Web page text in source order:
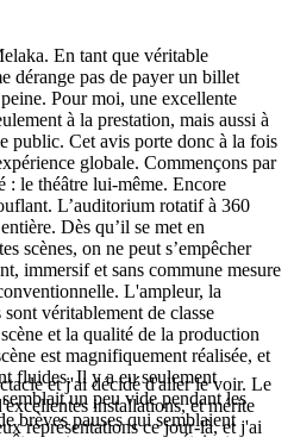
En tant que véritable
dérange pas de payer un billet
Pour moi, une excellente
à la prestation, mais aussi à
public. Cet avis porte donc à la fois
globale. Commençons par
: le théâtre lui-même. Encore
L’auditorium rotatif à 360
Dès qu’il se met en
scènes, on ne peut s’empêcher
immersif et sans commune mesure
L'ampleur, la
véritablement de classe
et la qualité de la production
est magnifiquement réalisée, et
fluides. Il y a eu seulement
un peu vide pendant les
brèves pauses qui semblaient
et j'ai décidé d'aller le voir. Le
installations, et mérite
représentations ce jour-là, et j'ai